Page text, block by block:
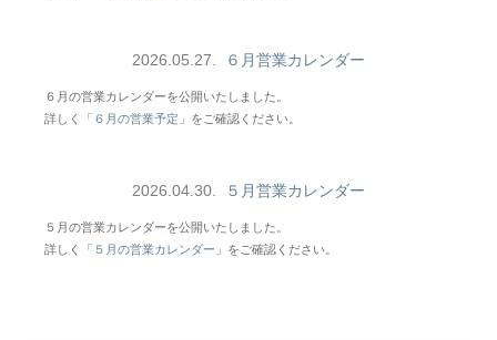
2026.05.27. ６月営業カレンダー
６月の営業カレンダーを公開いたしました。
詳しく「 ６月の営業予定 」をご確認ください。
2026.04.30. ５月営業カレンダー
５月の営業カレンダーを公開いたしました。
詳しく「 ５月の営業カレンダー 」をご確認ください。